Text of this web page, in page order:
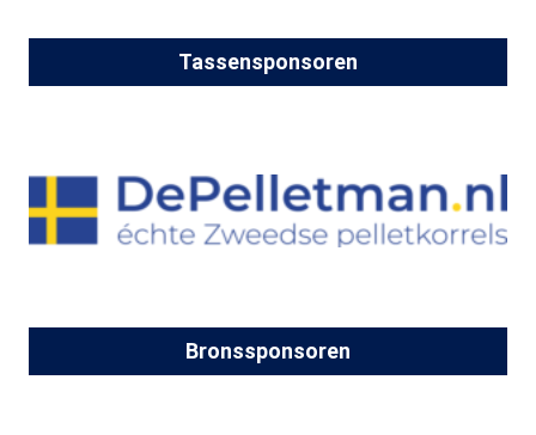
Tassensponsoren
Bronssponsoren